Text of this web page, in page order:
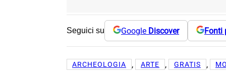
Seguici su Google Discover Fonti
ARCHEOLOGIA , ARTE , GRATIS ,